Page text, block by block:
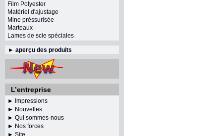
Film Polyester
Matériel d'ajustage
Mine préssurisée
Marteaux
Lames de scie spéciales
► aperçu des produits
L’entreprise
► Impressions
► Nouvelles
► Qui sommes-nous
► Nos forces
► Site